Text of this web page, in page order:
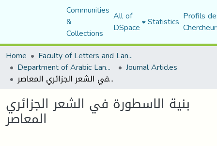
Communities
&
Collections
All of
DSpace Statistics Profils
Home
Faculty of Letters and Languages
Department of Arabic Language and Literature Journal Articles
بنية الاسطورة في الشعر الجزائري المعاصر
بنية الاسطورة في الشعر الجزائري
المعاصر